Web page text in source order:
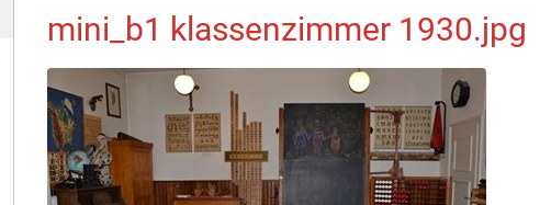
mini_b1 klassenzimmer 1930.jpg